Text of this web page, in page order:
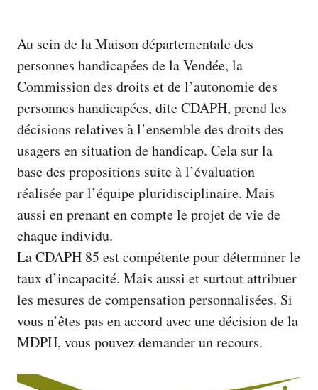
Au sein de la Maison départementale des
personnes handicapées de la Vendée, la
Commission des droits et de l’autonomie des
personnes handicapées, dite CDAPH, prend les
décisions relatives à l’ensemble des droits des
usagers en situation de handicap. Cela sur la
base des propositions suite à l’évaluation
réalisée par l’équipe pluridisciplinaire. Mais
aussi en prenant en compte le projet de vie de
chaque individu.
La CDAPH 85 est compétente pour déterminer le
taux d’incapacité. Mais aussi et surtout attribuer
les mesures de compensation personnalisées. Si
vous n’êtes pas en accord avec une décision de la
MDPH, vous pouvez demander un recours.